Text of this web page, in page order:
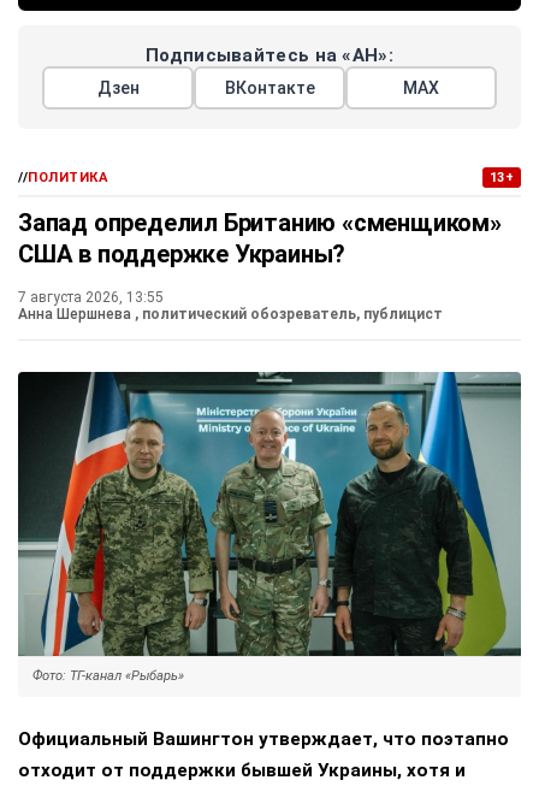
Подписывайтесь на «АН»:
Дзен ВКонтакте МАХ
//ПОЛИТИКА 13+
Запад определил Британию «сменщиком»
США в поддержке Украины?
7 августа 2026, 13:55
Анна Шершнева , политический обозреватель, публицист
Фото: ТГ-канал «Рыбарь»
Официальный Вашингтон утверждает, что поэтапно
отходит от поддержки бывшей Украины, хотя и